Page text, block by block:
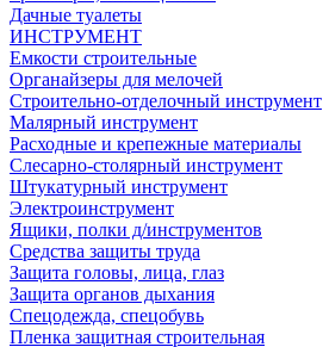
Дачные туалеты
ИНСТРУМЕНТ
Емкости строительные
Органайзеры для мелочей
Строительно-отделочный инструмент
Малярный инструмент
Расходные и крепежные материалы
Слесарно-столярный инструмент
Штукатурный инструмент
Электроинструмент
Ящики, полки д/инструментов
Средства защиты труда
Защита головы, лица, глаз
Защита органов дыхания
Спецодежда, спецобувь
Пленка защитная строительная